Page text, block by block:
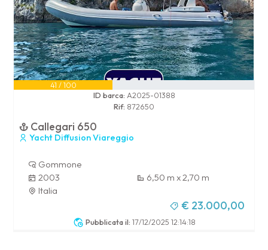
Pubblicata il: 17/12/2025 12:14:18
41 / 100
ID barca: A2025-01388
Rif: 872650
Callegari 650
Yacht Diffusion Viareggio
Gommone
2003
6,50 m x 2,70 m
Italia
€ 23.000,00